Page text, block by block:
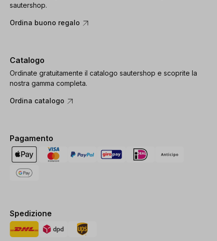
sautershop.
Ordina buono regalo
Catalogo
Ordinate gratuitamente il catalogo sautershop e scoprite la
nostra gamma completa.
Ordina catalogo
Pagamento
Spedizione